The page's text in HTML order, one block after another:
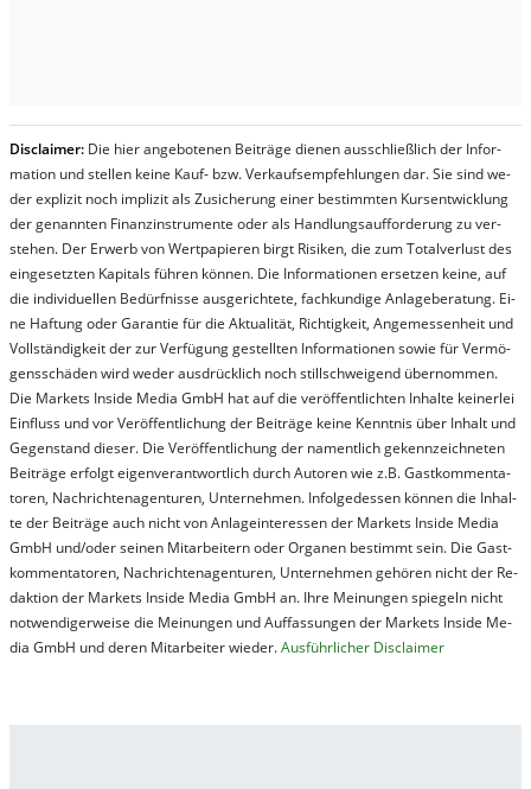
Dis­clai­mer: Die hier an­ge­bo­te­nen Bei­trä­ge die­nen aus­schließ­lich der In­for­
ma­t­ion und stel­len kei­ne Kauf- bzw. Ver­kaufs­em­pfeh­lung­en dar. Sie sind we­
der ex­pli­zit noch im­pli­zit als Zu­sich­er­ung ei­ner be­stim­mt­en Kurs­ent­wick­lung
der ge­nan­nt­en Fi­nanz­in­stru­men­te oder als Handl­ungs­auf­for­der­ung zu ver­
steh­en. Der Er­werb von Wert­pa­pier­en birgt Ri­si­ken, die zum To­tal­ver­lust des
ein­ge­setz­ten Ka­pi­tals füh­ren kön­nen. Die In­for­ma­tion­en er­setz­en kei­ne, auf
die in­di­vi­du­el­len Be­dür­fnis­se aus­ge­rich­te­te, fach­kun­di­ge An­la­ge­be­ra­tung. Ei­
ne Haf­tung oder Ga­ran­tie für die Ak­tu­ali­tät, Rich­tig­keit, An­ge­mes­sen­heit und
Vol­lständ­ig­keit der zur Ver­fü­gung ge­stel­lt­en In­for­ma­tion­en so­wie für Ver­mö­
gens­schä­den wird we­der aus­drück­lich noch stil­lschwei­gend über­nom­men.
Die Mar­kets In­side Me­dia GmbH hat auf die ver­öf­fent­lich­ten In­hal­te kei­ner­lei
Ein­fluss und vor Ver­öf­fent­lich­ung der Bei­trä­ge kei­ne Ken­nt­nis über In­halt und
Ge­gen­stand die­ser. Die Ver­öf­fent­lich­ung der na­ment­lich ge­kenn­zeich­net­en
Bei­trä­ge er­folgt ei­gen­ver­ant­wort­lich durch Au­tor­en wie z.B. Gast­kom­men­ta­
tor­en, Nach­richt­en­ag­en­tur­en, Un­ter­neh­men. In­fol­ge­des­sen kön­nen die In­hal­
te der Bei­trä­ge auch nicht von An­la­ge­in­te­res­sen der Mar­kets In­side Me­dia
GmbH und/oder sei­nen Mit­ar­bei­tern oder Or­ga­nen be­stim­mt sein. Die Gast­
kom­men­ta­tor­en, Nach­rich­ten­ag­en­tur­en, Un­ter­neh­men ge­hör­en nicht der Re­
dak­tion der Mar­kets In­side Me­dia GmbH an. Ihre Mei­nung­en spie­geln nicht
not­wen­di­ger­wei­se die Mei­nung­en und Auf­fas­sung­en der Mar­kets In­side Me­
dia GmbH und de­ren Mit­ar­bei­ter wie­der.Aus­führ­lich­er Dis­clai­mer